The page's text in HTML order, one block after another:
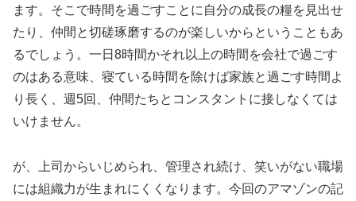
ます。そこで時間を過ごすことに自分の成長の糧を見出せ
たり、仲間と切磋琢磨するのが楽しいからということもあ
るでしょう。一日8時間かそれ以上の時間を会社で過ごす
のはある意味、寝ている時間を除けば家族と過ごす時間よ
り長く、週5回、仲間たちとコンスタントに接しなくては
いけません。
が、上司からいじめられ、管理され続け、笑いがない職場
には組織力が生まれにくくなります。今回のアマゾンの記